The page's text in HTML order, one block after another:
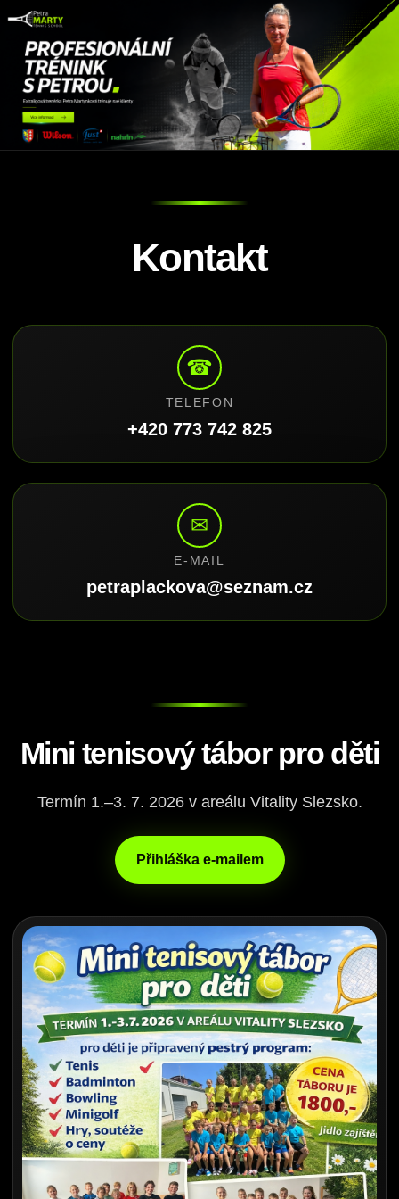
Kontakt
☎
TELEFON
+420 773 742 825
✉
E-MAIL
petraplackova@seznam.cz
Mini tenisový tábor pro děti
Termín 1.–3. 7. 2026 v areálu Vitality Slezsko.
Přihláška e-mailem